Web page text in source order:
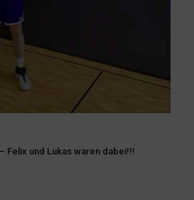
Felix und Lukas waren dabei!!!